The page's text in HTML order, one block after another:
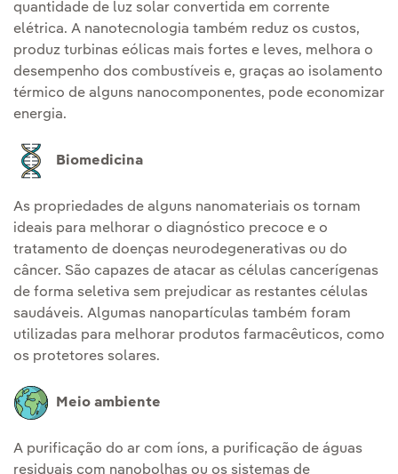
quantidade de luz solar convertida em corrente
elétrica. A nanotecnologia também reduz os custos,
produz turbinas eólicas mais fortes e leves, melhora o
desempenho dos combustíveis e, graças ao isolamento
térmico de alguns nanocomponentes, pode economizar
energia.
Biomedicina
As propriedades de alguns nanomateriais os tornam
ideais para melhorar o diagnóstico precoce e o
tratamento de doenças neurodegenerativas ou do
câncer. São capazes de atacar as células cancerígenas
de forma seletiva sem prejudicar as restantes células
saudáveis. Algumas nanopartículas também foram
utilizadas para melhorar produtos farmacêuticos, como
os protetores solares.
Meio ambiente
A purificação do ar com íons, a purificação de águas
residuais com nanobolhas ou os sistemas de